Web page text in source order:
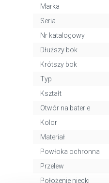
Marka
Seria
Nr katalogowy
Dłuższy bok
Krótszy bok
Typ
Kształt
Otwór na baterie
Kolor
Materiał
Powłoka ochronna
Przelew
Położenie niecki